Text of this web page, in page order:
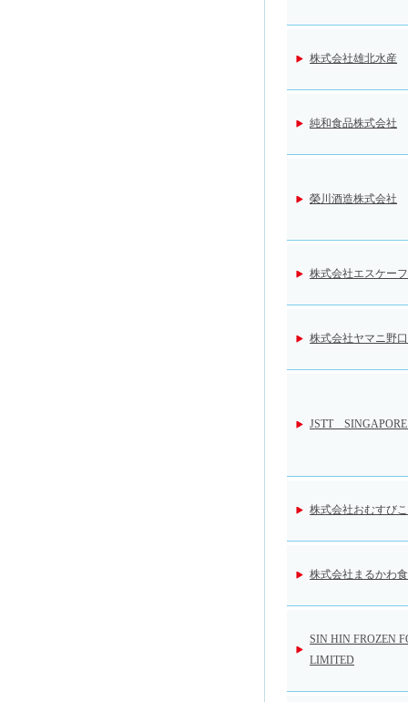
株式会社雄北水産
純和食品株式会社
榮川酒造株式会社
株式会社エスケー
株式会社ヤマニ野
JSTT
株式会社おむすび
株式会社まるかわ
SIN HIN FROZEN
LIMITED